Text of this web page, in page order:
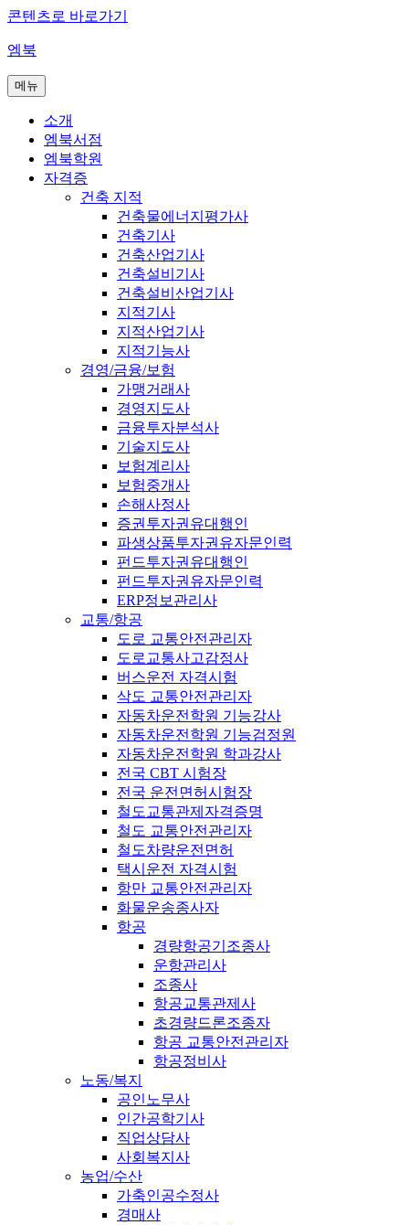
콘텐츠로 바로가기
엠북
메뉴
소개
엠북서점
엠북학원
자격증
건축 지적
건축물에너지평가사
건축기사
건축산업기사
건축설비기사
건축설비산업기사
지적기사
지적산업기사
지적기능사
경영/금융/보험
가맹거래사
경영지도사
금융투자분석사
기술지도사
보험계리사
보험중개사
손해사정사
증권투자권유대행인
파생상품투자권유자문인력
펀드투자권유대행인
펀드투자권유자문인력
ERP정보관리사
교통/항공
도로 교통안전관리자
도로교통사고감정사
버스운전 자격시험
삭도 교통안전관리자
자동차운전학원 기능강사
자동차운전학원 기능검정원
자동차운전학원 학과강사
전국 CBT 시험장
전국 운전면허시험장
철도교통관제자격증명
철도 교통안전관리자
철도차량운전면허
택시운전 자격시험
항만 교통안전관리자
화물운송종사자
항공
경량항공기조종사
운항관리사
조종사
항공교통관제사
초경량드론조종자
항공 교통안전관리자
항공정비사
노동/복지
공인노무사
인간공학기사
직업상담사
사회복지사
농업/수산
가축인공수정사
경매사